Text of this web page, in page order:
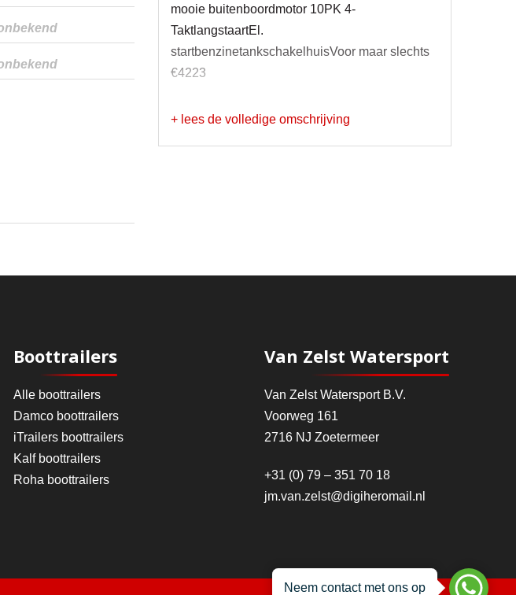
mooie buitenboordmotor 10PK 4-
TaktlangstaartEl.
startbenzinetankschakelhuisVoor maar slechts
€4223
+ lees de volledige omschrijving
Boottrailers
Alle boottrailers
Damco boottrailers
iTrailers boottrailers
Kalf boottrailers
Roha boottrailers
Van Zelst Watersport
Van Zelst Watersport B.V.
Voorweg 161
2716 NJ Zoetermeer
+31 (0) 79 – 351 70 18
jm.van.zelst@digiheromail.nl
Neem contact met ons op